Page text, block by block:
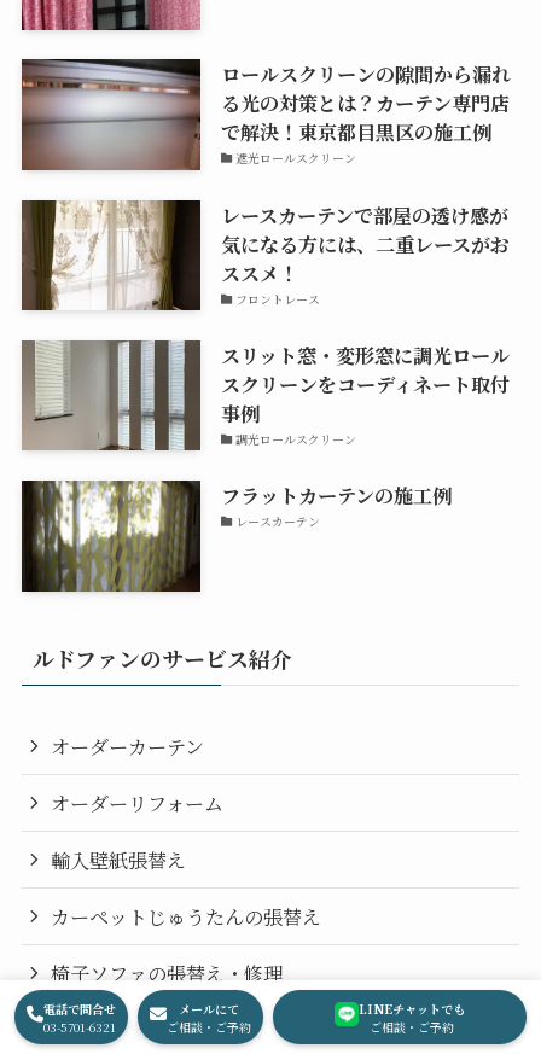
ロールスクリーンの隙間から漏れ
る光の対策とは？カーテン専門店
で解決！東京都目黒区の施工例
遮光ロールスクリーン
レースカーテンで部屋の透け感が
気になる方には、二重レースがお
ススメ！
フロントレース
スリット窓・変形窓に調光ロール
スクリーンをコーディネート取付
事例
調光ロールスクリーン
フラットカーテンの施工例
レースカーテン
ルドファンのサービス紹介
オーダーカーテン
オーダーリフォーム
輸入壁紙張替え
カーペットじゅうたんの張替え
椅子ソファの張替え・修理
オーダー家具・特注家具
電話で問合せ
03-5701-6321
メールにて
ご相談・ご予約
LINEチャットでも
ご相談・ご予約